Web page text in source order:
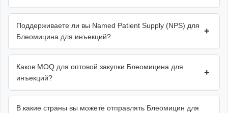
Поддерживаете ли вы Named Patient Supply (NPS) для
Блеомицина для инъекций?
+
Каков MOQ для оптовой закупки Блеомицина для
инъекций?
+
В какие страны вы можете отправлять Блеомицин для